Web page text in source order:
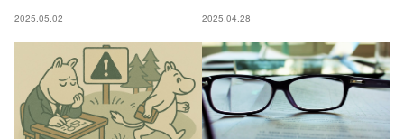
2025.05.02 2025.04.28